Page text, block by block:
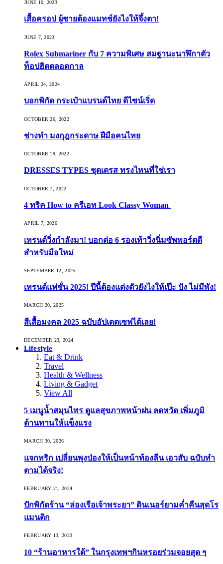
JUNE 10, 2023
เสื้อครอป ผู้ชายต้องแมทช์ยังไงให้จึ้งตา!
JUNE 7, 2023
Rolex Submariner กับ 7 ความพิเศษ สมฐานะนาฬิกาตัว
ท็อปฮิตตลอดกาล
APRIL 24, 2024
บอกพิกัด กระเป๋าแบรนด์ไทย ดีไซน์เริ่ด
OCTOBER 26, 2022
ช่างทำ มงกุฎกระดาษ ฝีมือคนไทย
OCTOBER 19, 2022
DRESSES TYPES ชุดเดรส ทรงไหนที่ใช่เรา
OCTOBER 7, 2022
4 ทริค How to ครีเอท Look Classy Woman
APRIL 7, 2026
เทรนด์วิ่งกำลังมา! บอกต่อ 6 รองเท้าวิ่งนิ่มซัพพอร์ตดี
สำหรับมือใหม่
SEPTEMBER 12, 2025
เทรนด์แฟชั่น 2025! ปีนี้ต้องแต่งตัวยังไงให้เป๊ะ ปัง ไม่มีพัง!
MARCH 20, 2025
สีเสื้อมงคล 2025 ฉบับอัปเดตเซฟได้เลย!
DECEMBER 23, 2024
Lifestyle
Eat & Drink
Travel
Health & Wellness
Living & Gadget
View All
5 เมนูน้ำสมุนไพร ดูแลสุขภาพหน้าฝน ลดหวัด เพิ่มภูมิ
ต้านทานให้แข็งแรง
MARCH 30, 2026
แจกทริก เปลี่ยนพุงป่องให้เป็นหน้าท้องลีน เอวสับ ฉบับทำ
ตามได้จริง!
FEBRUARY 21, 2024
ปักพิกัดร้าน “ล่องเรือเจ้าพระยา” ดินเนอร์ยามค่ำคืนสุดโร
แมนติก
FEBRUARY 13, 2023
10 “ร้านอาหารใต้” ในกรุงเทพฯกินหรอยร่วมจอยสุด ๆ